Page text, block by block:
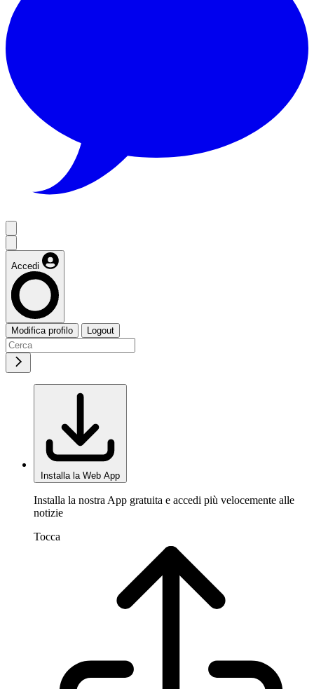
Accedi
Modifica profilo Logout
Installa la Web App
Installa la nostra App gratuita e accedi più velocemente alle
notizie
Tocca